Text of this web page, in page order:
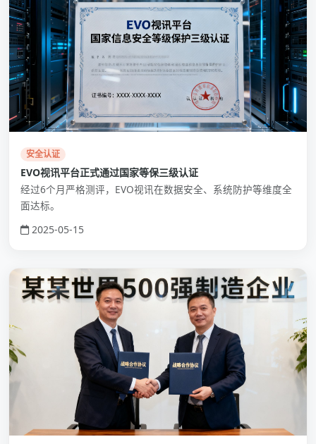
安全认证
EVO视讯平台正式通过国家等保三级认证
经过6个月严格测评，EVO视讯在数据安全、系统防护等维度全
面达标。
2025-05-15